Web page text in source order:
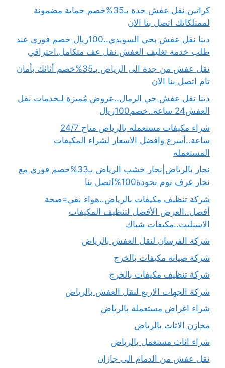
كراتين نقل عفش جدة بـ35%خصم حماية مضمونة
لممتلكاتك اتصل بنا الان
دينا نقل عفش بحي السويدي..100ريال خصم فوري عند
طلب خدمة تغليف العفش.نقل عف متكامل.احترافي
نقل عفش من جدة الى الرياض بـ35%خصم أثاثك بأمان
تام اتصل بنا الان
دينا نقل عفش حي الرمال..عروض مُميزة لـخدمات نقل
العفش24 ساعة..خصم100ريال
شراء مكيفات مستعمله بالرياض متاح 24/7
ساعة..أسرع وافضل الاسعار لشراء المكيفات
المستعمله
نجار بالرياض|نجار خشب الرياض بـ33%خصم فوري مع
نجار غرف نوم بجودة100%اتصل بنا
شركة تنظيف مكيفات بالرياض..هواء نقي=صحة
أفضل..العرض الأفضل لتنظيف المكيفات
الاسبليت..مكيفات شباك
شركة الفرسان لنقل العفش بالرياض
شركة صيانة مكيفات بالخرج
شركة تنظيف مكيفات بالخرج
شركة الجهات الاربع لنقل العفش بالرياض
شراء اغراض مستعملة بالرياض
مخازن الاثاث بالرياض
شراء اثاث مستعمل بالرياض
نقل عفش من الدمام الى جازان